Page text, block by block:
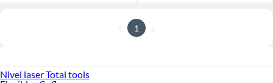
1
Nivel laser Total tools